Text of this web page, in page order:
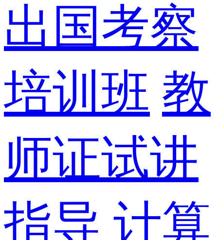
出国考察
培训班 教
师证试讲
指导 计算